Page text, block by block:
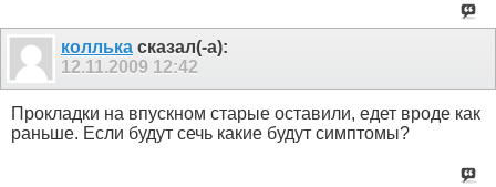
коллька сказал(-а):
12.11.2009 12:42
Прокладки на впускном старые оставили, едет вроде как
раньше. Если будут сечь какие будут симптомы?